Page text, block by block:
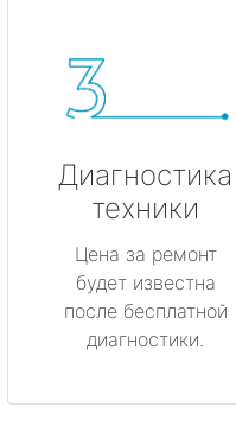
Диагностика
техники
Цена за ремонт
будет известна
после бесплатной
диагностики.